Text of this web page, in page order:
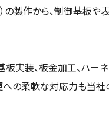
の製作から、制御基板
板実装、板金加工、
の柔軟な対応力も当社